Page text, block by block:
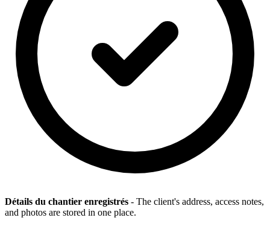
Détails du chantier enregistrés - The client's address, access notes,
and photos are stored in one place.